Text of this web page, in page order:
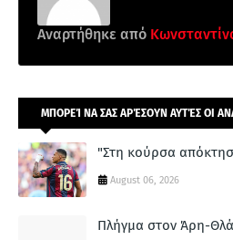
Αναρτήθηκε από
ΜΠΟΡΕΊ ΝΑ ΣΑΣ ΑΡΈΣΟΥΝ ΑΥΤΈΣ ΟΙ
"Στη κούρσα
August 06, 2026
Πλήγμα στον Άρη-